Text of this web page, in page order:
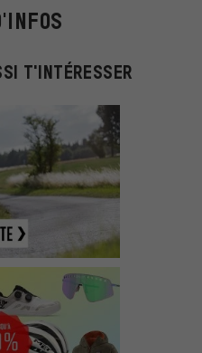
T'INTÉRESSER